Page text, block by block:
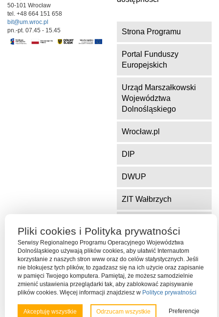
50-101 Wrocław
tel. +48 664 151 658
bit@um.wroc.pl
pn.-pt. 07.45 - 15.45
Strona Programu
Portal Funduszy
Europejskich
Urząd Marszałkowski
Województwa
Dolnośląskiego
Wrocław.pl
DIP
DWUP
ZIT Wałbrzych
Serwis współfinansowany ze środków Funduszu Spójności Unii
Europejskiej w ramach Programu Operacyjnego Pomoc Techniczna
2014-2020
Pliki cookies i Polityka prywatności
Serwisy Regionalnego Programu Operacyjnego Województwa
Dolnośląskiego używają plików cookies, aby ułatwić Internautom
korzystanie z naszych stron www oraz do celów statystycznych. Jeśli
nie blokujesz tych plików, to zgadzasz się na ich użycie oraz zapisanie
w pamięci Twojego komputera. Pamiętaj, że możesz samodzielnie
zmienić ustawienia przeglądarki tak, aby zablokować zapisywanie
plików cookies. Więcej informacji znajdziesz w Polityce prywatności
Akceptuję wszystkie Odrzucam wszystkie Preferencje